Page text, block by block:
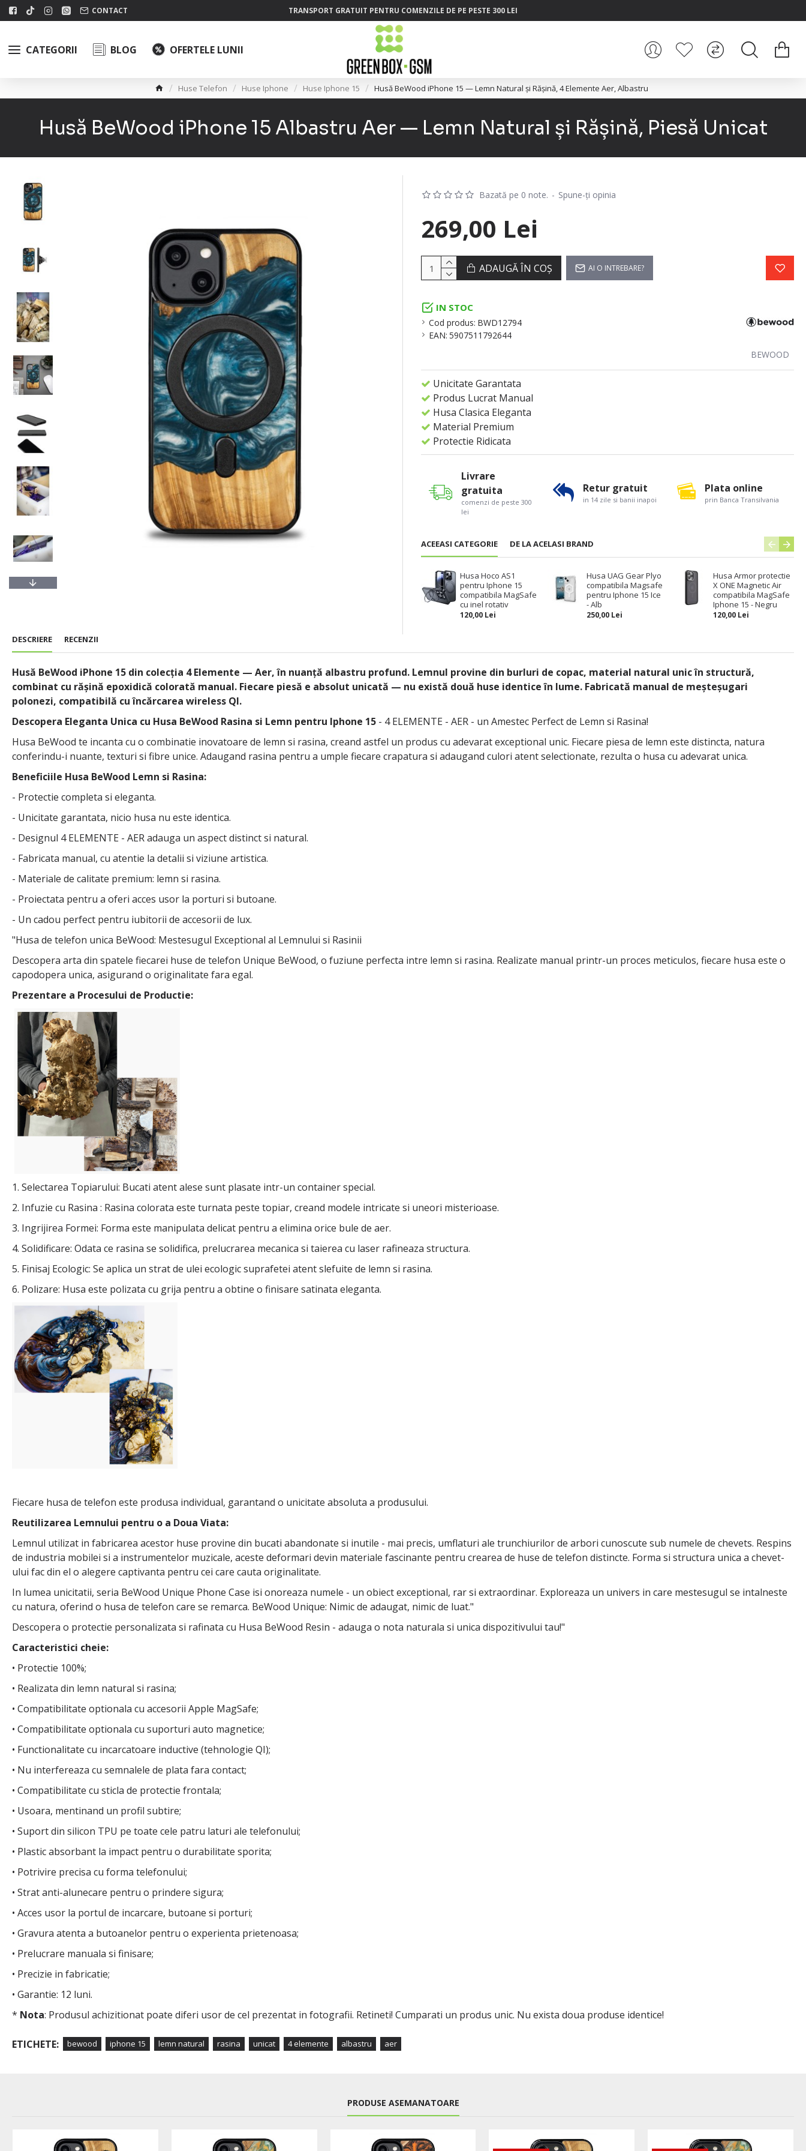
CONTACT TRANSPORT GRATUIT PENTRU COMENZILE DE PE PESTE 300 LEI
CATEGORII BLOG OFERTELE LUNII
Huse Telefon Huse Iphone Huse Iphone 15 Husă BeWood iPhone 15 — Lemn Natural și Rășină, 4 Elemente Aer, Albastru
Husă BeWood iPhone 15 Albastru Aer — Lemn Natural și Rășină, Piesă Unicat
IN STOC
Cod produs: BWD12794
EAN: 5907511792644
BEWOOD
Unicitate Garantata
Produs Lucrat Manual
Husa Clasica Eleganta
Material Premium
Protectie Ridicata
Bazată pe 0 note. - Spune-ţi opinia
269,00 Lei
ADAUGĂ ÎN COŞ AI O INTREBARE?
ACEEASI CATEGORIE DE LA ACELASI BRAND
Husa Hoco AS1
pentru Iphone 15
compatibila MagSafe
cu inel rotativ
120,00 Lei
Husa UAG Gear Plyo
compatibila Magsafe
pentru Iphone 15 Ice
- Alb
250,00 Lei
Husa Armor protectie
X ONE Magnetic Air
compatibila MagSafe
Iphone 15 - Negru
120,00 Lei
Livrare
gratuita
comenzi de peste 300
lei
Retur gratuit
in 14 zile si banii inapoi
Plata online
prin Banca Transilvania
DESCRIERE RECENZII
Husă BeWood iPhone 15 din colecția 4 Elemente — Aer, în nuanță albastru profund. Lemnul provine din burluri de copac, material natural unic în structură,
combinat cu rășină epoxidică colorată manual. Fiecare piesă e absolut unicată — nu există două huse identice în lume. Fabricată manual de meșteșugari
polonezi, compatibilă cu încărcarea wireless QI.
Descopera Eleganta Unica cu Husa BeWood Rasina si Lemn pentru Iphone 15 - 4 ELEMENTE - AER - un Amestec Perfect de Lemn si Rasina!
Husa BeWood te incanta cu o combinatie inovatoare de lemn si rasina, creand astfel un produs cu adevarat exceptional unic. Fiecare piesa de lemn este distincta, natura
conferindu-i nuante, texturi si fibre unice. Adaugand rasina pentru a umple fiecare crapatura si adaugand culori atent selectionate, rezulta o husa cu adevarat unica.
Beneficiile Husa BeWood Lemn si Rasina:
- Protectie completa si eleganta.
- Unicitate garantata, nicio husa nu este identica.
- Designul 4 ELEMENTE - AER adauga un aspect distinct si natural.
- Fabricata manual, cu atentie la detalii si viziune artistica.
- Materiale de calitate premium: lemn si rasina.
- Proiectata pentru a oferi acces usor la porturi si butoane.
- Un cadou perfect pentru iubitorii de accesorii de lux.
"Husa de telefon unica BeWood: Mestesugul Exceptional al Lemnului si Rasinii
Descopera arta din spatele fiecarei huse de telefon Unique BeWood, o fuziune perfecta intre lemn si rasina. Realizate manual printr-un proces meticulos, fiecare husa este o
capodopera unica, asigurand o originalitate fara egal.
Prezentare a Procesului de Productie:
1. Selectarea Topiarului: Bucati atent alese sunt plasate intr-un container special.
2. Infuzie cu Rasina : Rasina colorata este turnata peste topiar, creand modele intricate si uneori misterioase.
3. Ingrijirea Formei: Forma este manipulata delicat pentru a elimina orice bule de aer.
4. Solidificare: Odata ce rasina se solidifica, prelucrarea mecanica si taierea cu laser rafineaza structura.
5. Finisaj Ecologic: Se aplica un strat de ulei ecologic suprafetei atent slefuite de lemn si rasina.
6. Polizare: Husa este polizata cu grija pentru a obtine o finisare satinata eleganta.
Fiecare husa de telefon este produsa individual, garantand o unicitate absoluta a produsului.
Reutilizarea Lemnului pentru o a Doua Viata:
Lemnul utilizat in fabricarea acestor huse provine din bucati abandonate si inutile - mai precis, umflaturi ale trunchiurilor de arbori cunoscute sub numele de chevets. Respins
de industria mobilei si a instrumentelor muzicale, aceste deformari devin materiale fascinante pentru crearea de huse de telefon distincte. Forma si structura unica a chevet-
ului fac din el o alegere captivanta pentru cei care cauta originalitate.
In lumea unicitatii, seria BeWood Unique Phone Case isi onoreaza numele - un obiect exceptional, rar si extraordinar. Exploreaza un univers in care mestesugul se intalneste
cu natura, oferind o husa de telefon care se remarca. BeWood Unique: Nimic de adaugat, nimic de luat."
Descopera o protectie personalizata si rafinata cu Husa BeWood Resin - adauga o nota naturala si unica dispozitivului tau!"
Caracteristici cheie:
• Protectie 100%;
• Realizata din lemn natural si rasina;
• Compatibilitate optionala cu accesorii Apple MagSafe;
• Compatibilitate optionala cu suporturi auto magnetice;
• Functionalitate cu incarcatoare inductive (tehnologie QI);
• Nu interfereaza cu semnalele de plata fara contact;
• Compatibilitate cu sticla de protectie frontala;
• Usoara, mentinand un profil subtire;
• Suport din silicon TPU pe toate cele patru laturi ale telefonului;
• Plastic absorbant la impact pentru o durabilitate sporita;
• Potrivire precisa cu forma telefonului;
• Strat anti-alunecare pentru o prindere sigura;
• Acces usor la portul de incarcare, butoane si porturi;
• Gravura atenta a butoanelor pentru o experienta prietenoasa;
• Prelucrare manuala si finisare;
• Precizie in fabricatie;
• Garantie: 12 luni.
* Nota: Produsul achizitionat poate diferi usor de cel prezentat in fotografii. Retineti! Cumparati un produs unic. Nu exista doua produse identice!
ETICHETE: bewood iphone 15 lemn natural rasina unicat 4 elemente albastru aer
PRODUSE ASEMANATOARE